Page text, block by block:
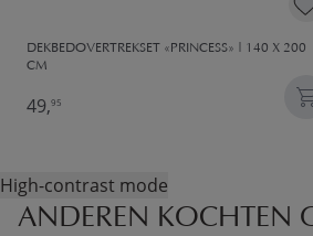
DEKBEDOVERTREKSET «PRINCESS» | 140 X 200
CM
49,95
High-contrast mode
ANDEREN KOCHTEN